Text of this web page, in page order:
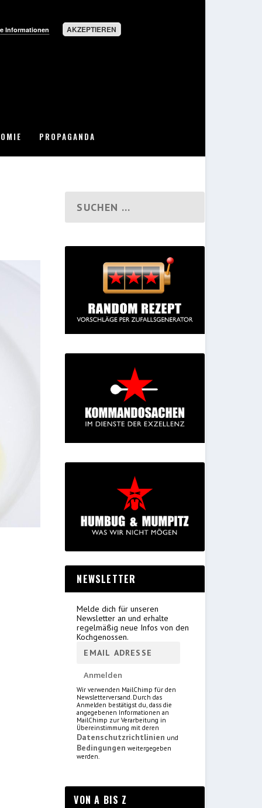
PROPAGANDA
NEWSLETTER
Melde dich für unseren
Newsletter an und erhalte
regelmäßig neue Infos von den
Kochgenossen.
Wir verwenden MailChimp für den
Newsletterversand. Durch das
Anmelden bestätigst du, dass die
angegebenen Informationen an
MailChimp zur Verarbeitung in
Übereinstimmung mit deren
Datenschutzrichtlinien und
Bedingungen weitergegeben
werden.
VON A BIS Z
Informationen AKZEPTIEREN